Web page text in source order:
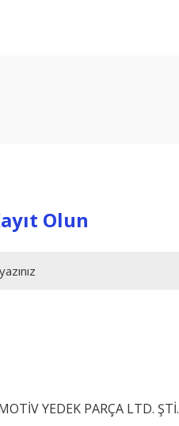
Olun
YEDEK PARÇA LTD. ŞTİ.